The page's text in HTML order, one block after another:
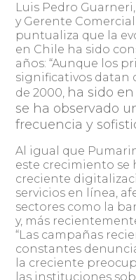
Luis Pedro
y Gerente
puntualiza que la
en Chile ha sido
años: “Aunque los
significativos datan
de 2000, ha sido
se ha observado
frecuencia y
Al igual que
este crecimiento se
creciente
servicios en línea,
sectores como la
y, más
“Las campañas
constantes
la creciente
las instituciones